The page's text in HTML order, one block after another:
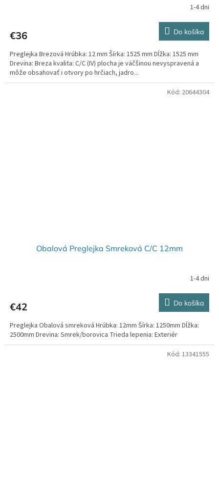
1-4 dni
€36 Do košíka
Preglejka Brezová Hrúbka: 12 mm Šírka: 1525 mm Dĺžka: 1525 mm
Drevina: Breza kvalita: C/C (IV) plocha je väčšinou nevyspravená a
môže obsahovať i otvory po hrčiach, jadro...
Obalová Preglejka Smreková C/C 12mm
je
z
5
hviezdičiek.
1-4 dni
€42 Do košíka
Preglejka Obalová smreková Hrúbka: 12mm Šírka: 1250mm Dĺžka:
2500mm Drevina: Smrek/borovica Trieda lepenia: Exteriér
Kód: 20644304
Kód: 13341555